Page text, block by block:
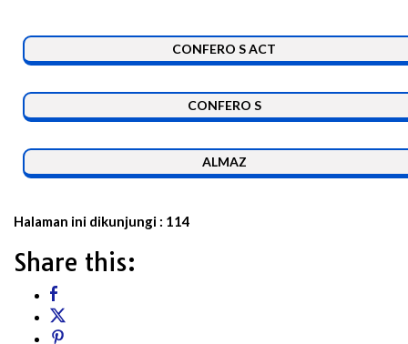
CONFERO S ACT
CONFERO S
ALMAZ
Halaman ini dikunjungi : 114
Share this: